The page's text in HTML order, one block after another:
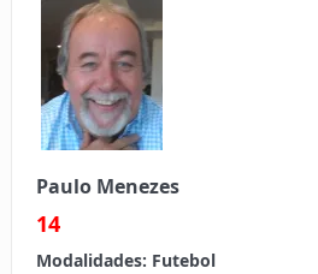
Paulo Menezes
14
Modalidades: Futebol